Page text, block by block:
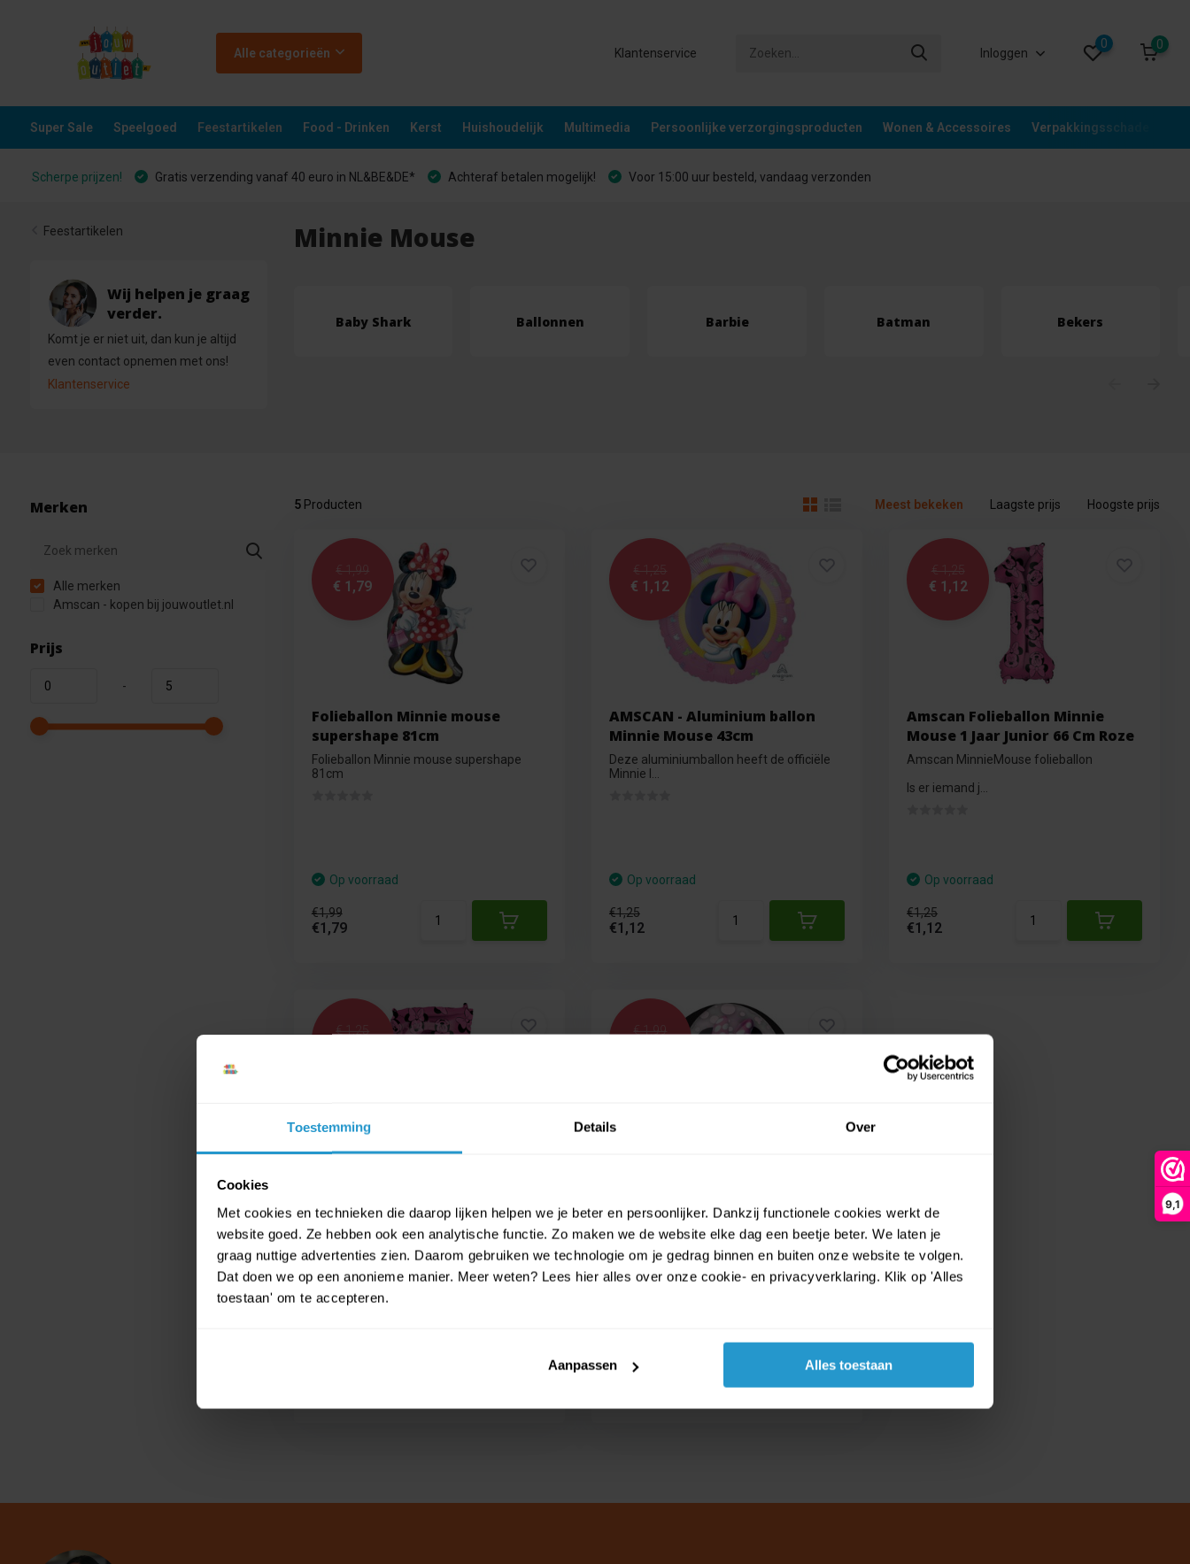
Toestemming Details Over
Cookies
Met cookies en technieken die daarop lijken helpen we je beter en persoonlijker. Dankzij functionele cookies werkt de
website goed. Ze hebben ook een analytische functie. Zo maken we de website elke dag een beetje beter. We laten je
graag nuttige advertenties zien. Daarom gebruiken we technologie om je gedrag binnen en buiten onze website te volgen.
Dat doen we op een anonieme manier. Meer weten? Lees hier alles over onze cookie- en privacyverklaring. Klik op 'Alles
toestaan' om te accepteren.
Aanpassen Alles toestaan
9,1
Alle categorieën Klantenservice Inloggen
0 0
Super Sale Speelgoed Feestartikelen Food - Drinken Kerst Huishoudelijk Multimedia Persoonlijke verzorgingsproducten Wonen & Accessoires Verpakkingsschade
Scherpe prijzen! Gratis verzending vanaf 40 euro in NL&BE&DE* Achteraf betalen mogelijk! Voor 15:00 uur besteld, vandaag verzonden
Feestartikelen
Wij helpen je graag
verder.
Komt je er niet uit, dan kun je altijd
even contact opnemen met ons!
Klantenservice
Minnie Mouse
Baby Shark Ballonnen Barbie Batman Bekers
Merken
Alle merken
Amscan - kopen bij jouwoutlet.nl
Prijs
-
5Producten Meest bekeken Laagste prijs Hoogste prijs
€ 1,99
€ 1,79
Folieballon Minnie mouse
supershape 81cm
Folieballon Minnie mouse supershape
81cm
Op voorraad
€1,99
€1,79
€ 1,25
€ 1,12
AMSCAN - Aluminium ballon
Minnie Mouse 43cm
Deze aluminiumballon heeft de officiële
Minnie l...
Op voorraad
€1,25
€1,12
€ 1,25
€ 1,12
Amscan Folieballon Minnie
Mouse 1 Jaar Junior 66 Cm Roze
Amscan MinnieMouse folieballon
Is er iemand j...
Op voorraad
€1,25
€1,12
€ 1,25
Amscan MinnieMouse folieballon
Is er iemand j...
€ 1,99
Amscan Minnie Mouse folieballon
Deze grote fo...
€1,99